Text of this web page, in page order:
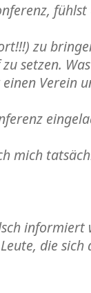
zu
setzen.
Verein
mich
informiert
die sich